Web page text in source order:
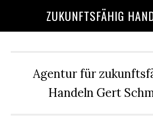
ZUKUNFTSFÄHIG
Agentur für
Handeln Gert